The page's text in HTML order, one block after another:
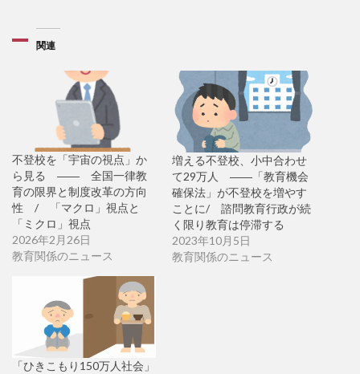
関連
不登校を「宇宙の視点」か
ら見る ―― 全国一律教
育の限界と制度改革の方向
性 / 「マクロ」視点と
「ミクロ」視点
2026年2月26日
教育関係のニュース
増える不登校、小中合わせ
て29万人 ――「教育機会
確保法」が不登校を増やす
ことに/ 諮問教育行政が続
く限り教育は停滞する
2023年10月5日
教育関係のニュース
「ひきこもり150万人社会」